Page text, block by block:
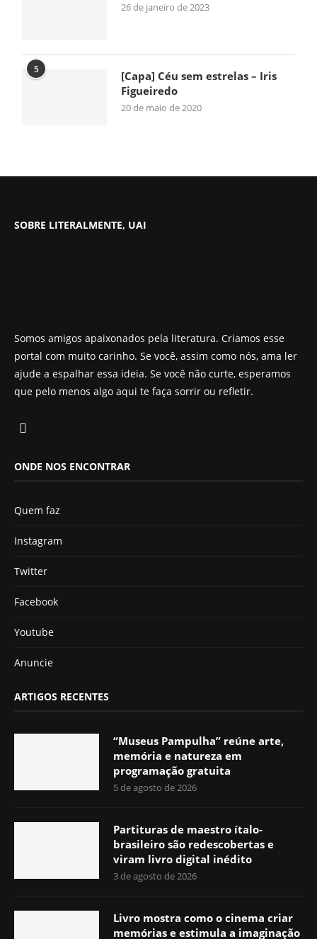
26 de janeiro de 2023
5
[Capa] Céu sem estrelas – Iris
Figueiredo
20 de maio de 2020
SOBRE LITERALMENTE, UAI
Somos amigos apaixonados pela literatura. Criamos esse
portal com muito carinho. Se você, assim como nós, ama ler
ajude a espalhar essa ideia. Se você não curte, esperamos
que pelo menos algo aqui te faça sorrir ou refletir.
ONDE NOS ENCONTRAR
Quem faz
Instagram
Twitter
Facebook
Youtube
Anuncie
ARTIGOS RECENTES
“Museus Pampulha” reúne arte,
memória e natureza em
programação gratuita
5 de agosto de 2026
Partituras de maestro ítalo-
brasileiro são redescobertas e
viram livro digital inédito
3 de agosto de 2026
Livro mostra como o cinema criar
memórias e estimula a imaginação